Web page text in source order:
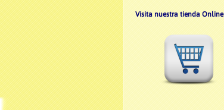
Visita nuestra tienda Online